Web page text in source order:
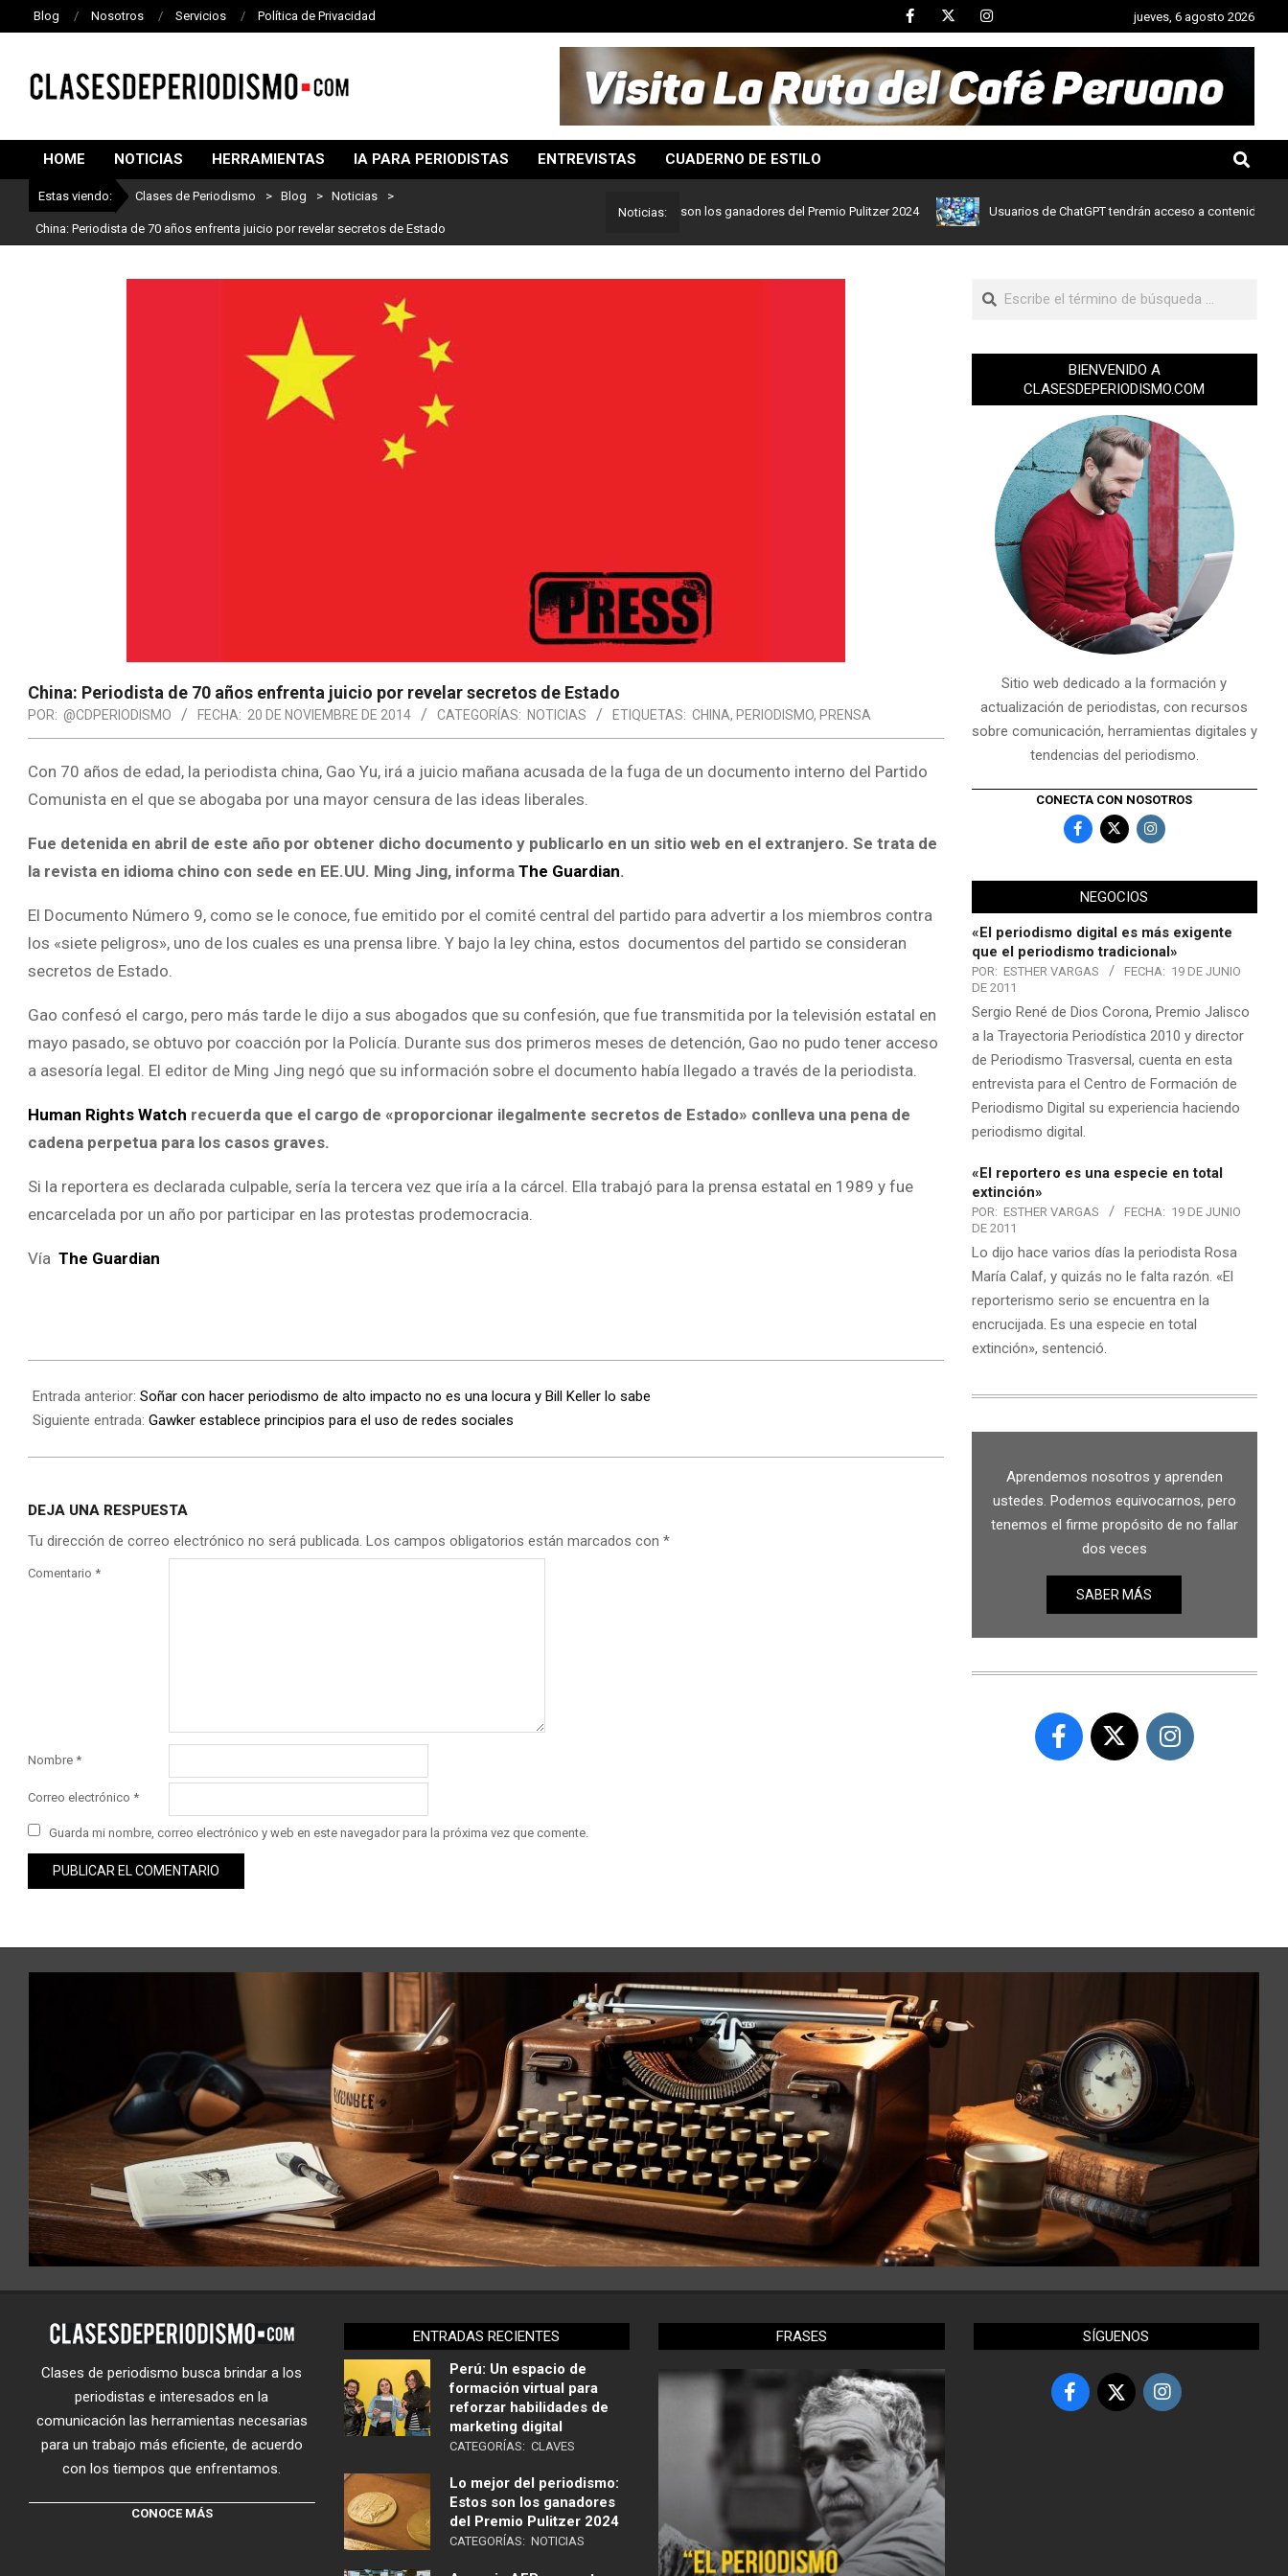
Blog Nosotros Servicios Política de Privacidad jueves, 6 agosto 2026
DE
PERIODISMO
HOME NOTICIAS HERRAMIENTAS IA PARA PERIODISTAS ENTREVISTAS CUADERNO DE ESTILO
Estas viendo: Clases de Periodismo > Blog > Noticias >
China: Periodista de 70 años enfrenta juicio por revelar secretos de Estado
Noticias:
Lo mejor del periodismo: Estos son los ganadores del Premio Pulitzer 2024 Usuarios de ChatGPT tendrán acceso a contenidos de
China: Periodista de 70 años enfrenta juicio por revelar secretos de Estado
POR: @CDPERIODISMO FECHA: 20 DE NOVIEMBRE DE 2014 CATEGORÍAS: NOTICIAS ETIQUETAS: CHINA, PERIODISMO, PRENSA
Con 70 años de edad, la periodista china, Gao Yu, irá a juicio mañana acusada de la fuga de un documento interno del Partido
Comunista en el que se abogaba por una mayor censura de las ideas liberales.
Fue detenida en abril de este año por obtener dicho documento y publicarlo en un sitio web en el extranjero. Se trata de
la revista en idioma chino con sede en EE.UU. Ming Jing, informa The Guardian.
El Documento Número 9, como se le conoce, fue emitido por el comité central del partido para advertir a los miembros contra
los «siete peligros», uno de los cuales es una prensa libre. Y bajo la ley china, estos documentos del partido se consideran
secretos de Estado.
Gao confesó el cargo, pero más tarde le dijo a sus abogados que su confesión, que fue transmitida por la televisión estatal en
mayo pasado, se obtuvo por coacción por la Policía. Durante sus dos primeros meses de detención, Gao no pudo tener acceso
a asesoría legal. El editor de Ming Jing negó que su información sobre el documento había llegado a través de la periodista.
Human Rights Watch recuerda que el cargo de «proporcionar ilegalmente secretos de Estado» conlleva una pena de
cadena perpetua para los casos graves.
Si la reportera es declarada culpable, sería la tercera vez que iría a la cárcel. Ella trabajó para la prensa estatal en 1989 y fue
encarcelada por un año por participar en las protestas prodemocracia.
Vía The Guardian
Entrada anterior: Soñar con hacer periodismo de alto impacto no es una locura y Bill Keller lo sabe
Siguiente entrada: Gawker establece principios para el uso de redes sociales
DEJA UNA RESPUESTA
Tu dirección de correo electrónico no será publicada. Los campos obligatorios están marcados con *
Comentario *
Nombre *
Correo electrónico *
Guarda mi nombre, correo electrónico y web en este navegador para la próxima vez que comente.
BIENVENIDO A
CLASESDEPERIODISMO.COM
Sitio web dedicado a la formación y
actualización de periodistas, con recursos
sobre comunicación, herramientas digitales y
tendencias del periodismo.
CONECTA CON NOSOTROS
NEGOCIOS
«El periodismo digital es más exigente
que el periodismo tradicional»
POR: ESTHER VARGAS FECHA: 19 DE JUNIO
DE 2011
Sergio René de Dios Corona, Premio Jalisco
a la Trayectoria Periodística 2010 y director
de Periodismo Trasversal, cuenta en esta
entrevista para el Centro de Formación de
Periodismo Digital su experiencia haciendo
periodismo digital.
«El reportero es una especie en total
extinción»
POR: ESTHER VARGAS FECHA: 19 DE JUNIO
DE 2011
Lo dijo hace varios días la periodista Rosa
María Calaf, y quizás no le falta razón. «El
reporterismo serio se encuentra en la
encrucijada. Es una especie en total
extinción», sentenció.
Aprendemos nosotros y aprenden
ustedes. Podemos equivocarnos, pero
tenemos el firme propósito de no fallar
dos veces
SABER MÁS
Clases de periodismo busca brindar a los
periodistas e interesados en la
comunicación las herramientas necesarias
para un trabajo más eficiente, de acuerdo
con los tiempos que enfrentamos.
CONOCE MÁS
ENTRADAS RECIENTES
Perú: Un espacio de
formación virtual para
reforzar habilidades de
marketing digital
CATEGORÍAS: CLAVES
Lo mejor del periodismo:
Estos son los ganadores
del Premio Pulitzer 2024
CATEGORÍAS: NOTICIAS
FRASES SÍGUENOS